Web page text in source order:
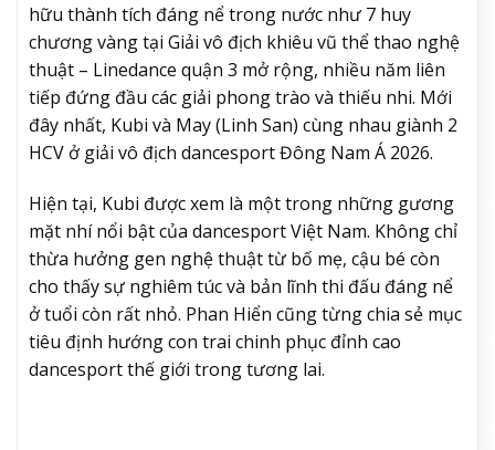
hữu thành tích đáng nể trong nước như 7 huy
chương vàng tại Giải vô địch khiêu vũ thể thao nghệ
thuật – Linedance quận 3 mở rộng, nhiều năm liên
tiếp đứng đầu các giải phong trào và thiếu nhi. Mới
đây nhất, Kubi và May (Linh San) cùng nhau giành 2
HCV ở giải vô địch dancesport Đông Nam Á 2026.
Hiện tại, Kubi được xem là một trong những gương
mặt nhí nổi bật của dancesport Việt Nam. Không chỉ
thừa hưởng gen nghệ thuật từ bố mẹ, cậu bé còn
cho thấy sự nghiêm túc và bản lĩnh thi đấu đáng nể
ở tuổi còn rất nhỏ. Phan Hiển cũng từng chia sẻ mục
tiêu định hướng con trai chinh phục đỉnh cao
dancesport thế giới trong tương lai.